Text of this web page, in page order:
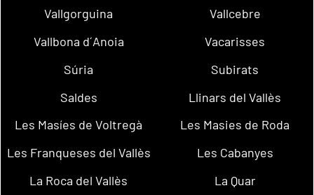
Vallgorguina
Vallcebre
Vallbona d´Anoia
Vacarisses
Súria
Subirats
Saldes
Llinars del Vallès
Les Masíes de Voltregà
Les Masies de Roda
Les Franqueses del Vallès
Les Cabanyes
La Roca del Vallès
La Quar